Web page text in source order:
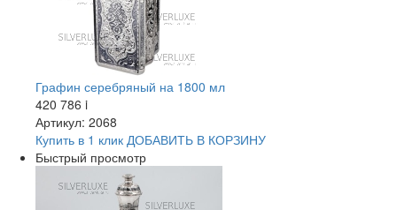
Графин серебряный на 1800 мл
420 786 i
Артикул: 2068
Купить в 1 клик ДОБАВИТЬ В КОРЗИНУ
Быстрый просмотр